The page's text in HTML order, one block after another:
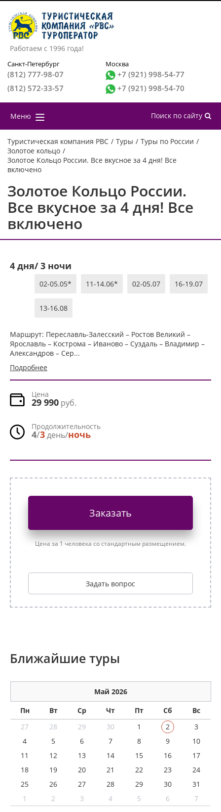
Работаем с 1996 года!
Санкт-Петербург
(812) 777-98-07
(812) 572-33-57
Москва
+7 (921) 998-54-77
+7 (921) 998-54-70
Меню Поиск по сайту
Туристическая компания РВС / Туры / Туры по России /
Золотое кольцо /
Золотое Кольцо России. Все вкусное за 4 дня! Все
включено
Золотое Кольцо России.
Все вкусное за 4 дня! Все
включено
4 дня/ 3 ночи
02-05.05* 11-14.06* 02-05.07 16-19.07
13-16.08
Маршрут: Переславль-Залесский – Ростов Великий –
Ярославль – Кострома – Иваново – Суздаль – Владимир –
Александров – Сер...
Подробнее
Цена
29 990 руб.
Продолжительность
4/3день/ночь
Заказать
Цена за 1 человека со стандартным размещением.
Задать вопрос
Ближайшие туры
Май 2026
Пн
Вт Ср Чт Пт Сб
Вс
27
28 29 30 1 2
3
4
5 6 7 8 9
10
11
12 13 14 15 16
17
18
19 20 21 22 23
24
25
26 27 28 29 30
31
1
2 3 4 5 6 7